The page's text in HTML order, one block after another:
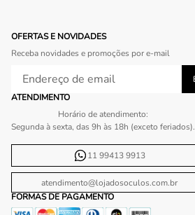
OFERTAS E NOVIDADES
Receba novidades e promoções por e-mail
ATENDIMENTO
Horário de atendimento:
Segunda à sexta, das 9h às 18h (exceto feriados).
11 99413 9913
atendimento@lojadosoculos.com.br
FORMAS DE PAGAMENTO